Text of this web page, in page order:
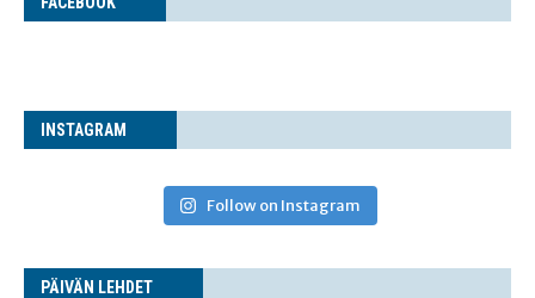
INS­TA­GRAM
Follow on Instagram
PÄI­VÄN LEHDET